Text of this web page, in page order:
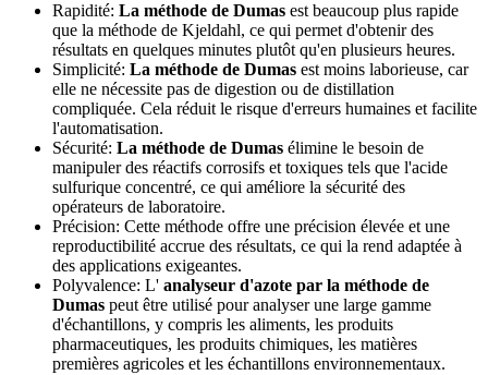
Rapidité: La méthode de Dumas est beaucoup plus rapide
que la méthode de Kjeldahl, ce qui permet d'obtenir des
résultats en quelques minutes plutôt qu'en plusieurs heures.
Simplicité: La méthode de Dumas est moins laborieuse, car
elle ne nécessite pas de digestion ou de distillation
compliquée. Cela réduit le risque d'erreurs humaines et facilite
l'automatisation.
Sécurité: La méthode de Dumas élimine le besoin de
manipuler des réactifs corrosifs et toxiques tels que l'acide
sulfurique concentré, ce qui améliore la sécurité des
opérateurs de laboratoire.
Précision: Cette méthode offre une précision élevée et une
reproductibilité accrue des résultats, ce qui la rend adaptée à
des applications exigeantes.
Polyvalence: L' analyseur d'azote par la méthode de
Dumas peut être utilisé pour analyser une large gamme
d'échantillons, y compris les aliments, les produits
pharmaceutiques, les produits chimiques, les matières
premières agricoles et les échantillons environnementaux.